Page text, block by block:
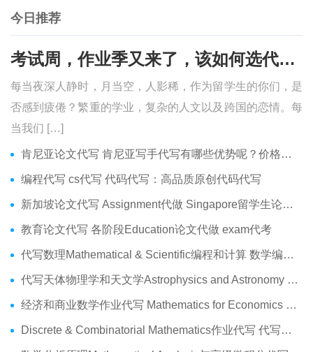
今日推荐
考试周，作业季又来了，该如何选代写？便宜的代写、代考会有哪些问题？
每当夜深人静时，月当空，人影稀，作为留学生的你们，是
否感到疲倦？繁重的学业，复杂的人文以及跨国的恋情。每
当我们 […]
肯尼亚论文代写 肯尼亚写手代写有哪些优势呢？价格便宜吗？
编程代写 cs代写 代码代写：高品质原创代码代写
新加坡论文代写 Assignment代做 Singapore留学生论文代写服务
教育论文代写 各阶段Education论文代做 exam代考
代写数理Mathematical & Scientific编程和计算 数学编程作业代做
代写天体物理学和天文学Astrophysics and Astronomy 天文学Assignment代做
经济和商业数学作业代写 Mathematics for Economics Business代做Online exam代考
Discrete & Combinatorial Mathematics作业代写 代写离散 组合数学Assignment代做